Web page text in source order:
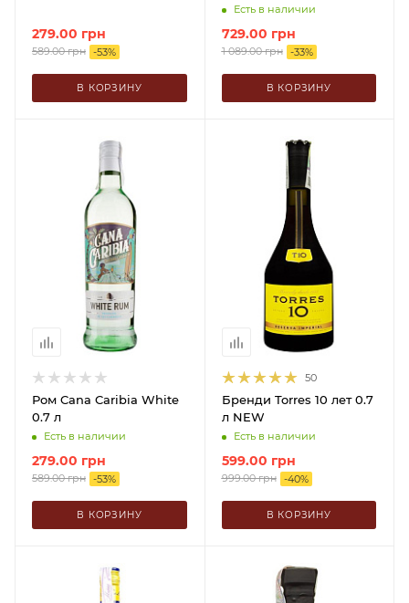
279.00 грн
589.00грн -53%
В КОРЗИНУ
Есть в наличии
729.00 грн
1 089.00грн -33%
В КОРЗИНУ
Ром Cana Caribia White
0.7 л
Есть в наличии
279.00 грн
589.00грн -53%
В КОРЗИНУ
50
Бренди Torres 10 лет 0.7
л NEW
Есть в наличии
599.00 грн
999.00грн -40%
В КОРЗИНУ